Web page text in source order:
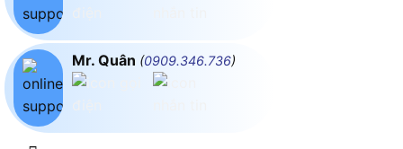
Mr. Quân (0909.346.736)